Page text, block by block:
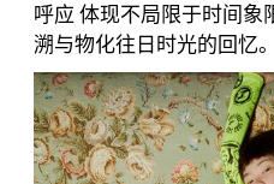
呼应 体现不局限于时间象
溯与物化往日时光的回忆。